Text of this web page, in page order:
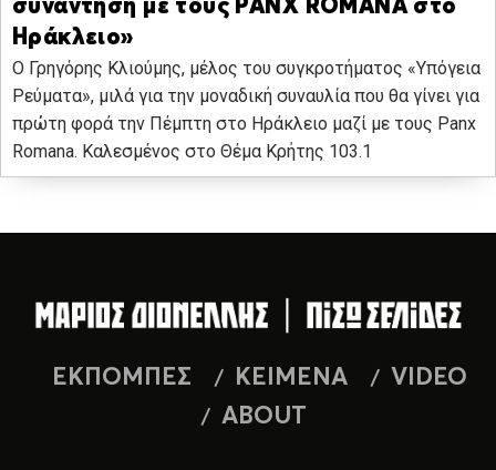
συνάντηση με τους PANX ROMANA στο
Ηράκλειο»
Ο Γρηγόρης Κλιούμης, μέλος του συγκροτήματος «Υπόγεια
Ρεύματα», μιλά για την μοναδική συναυλία που θα γίνει για
πρώτη φορά την Πέμπτη στο Ηράκλειο μαζί με τους Panx
Romana. Καλεσμένος στο Θέμα Κρήτης 103.1
ΕΚΠΟΜΠΕΣ ΚΕΙΜΕΝΑ
VIDEO
ABOUT